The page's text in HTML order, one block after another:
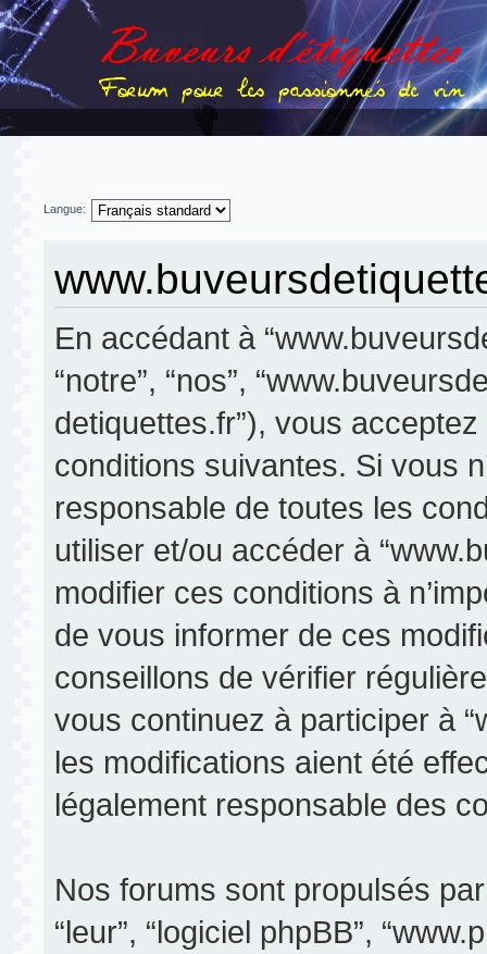
Langue:
En accédant à
“notre”, “nos”,
detiquettes.fr”), vous
conditions suivantes. Si vous
responsable de toutes les
utiliser et/ou accéder à
modifier ces conditions à
de vous informer de ces
conseillons de vérifier
vous continuez à participer à
les modifications aient été
légalement responsable des
Nos forums sont propulsés
“leur”, “logiciel phpBB”,